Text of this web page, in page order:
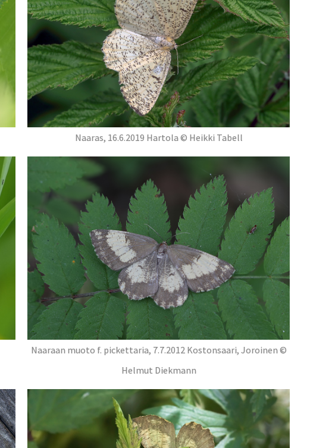
Naaras, 16.6.2019 Hartola © Heikki Tabell
Naaraan muoto f. pickettaria, 7.7.2012 Kostonsaari, Joroinen ©
Helmut Diekmann